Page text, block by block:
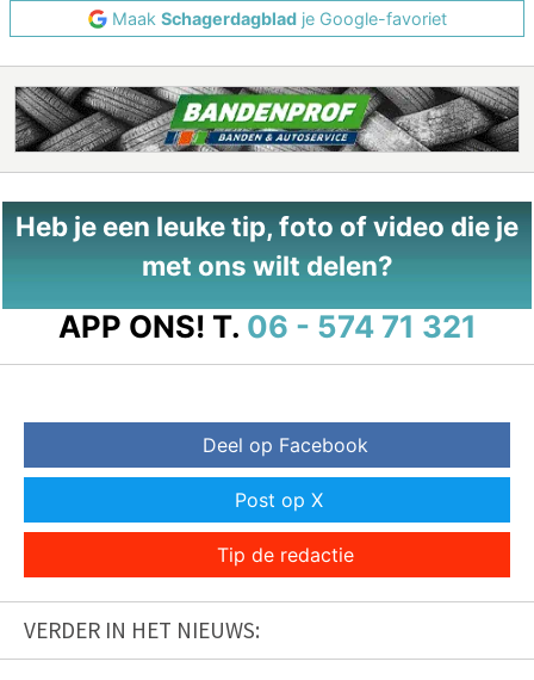
Maak Schagerdagbladje Google-favoriet
Heb je een leuke tip, foto of video die je
met ons wilt delen?
APP ONS! T. 06 - 574 71 321
Deel op Facebook
Post op X
Tip de redactie
VERDER IN HET NIEUWS: